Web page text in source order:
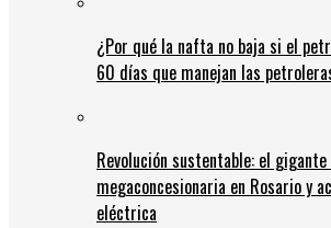
¿Por qué la nafta no baja si el
60 días que manejan las
Revolución sustentable: el
megaconcesionaria en Rosario y
eléctrica